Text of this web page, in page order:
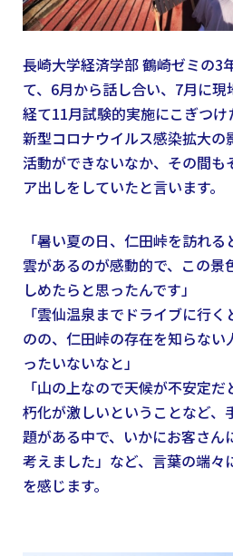
長崎大学経済学部 鶴崎ゼミの3
て、6月から話し合い、7月に
経て11月試験的実施にこぎつけ
新型コロナウイルス感染拡大の
活動ができないなか、その間も
ア出しをしていたと言います。
「暑い夏の日、仁田峠を訪れ
雲があるのが感動的で、この景
しめたらと思ったんです」
「雲仙温泉までドライブに行
のの、仁田峠の存在を知らない
ったいないなと」
「山の上なので天候が不安定
朽化が激しいということなど、
題がある中で、いかにお客さん
考えました」など、言葉の端々
を感じます。